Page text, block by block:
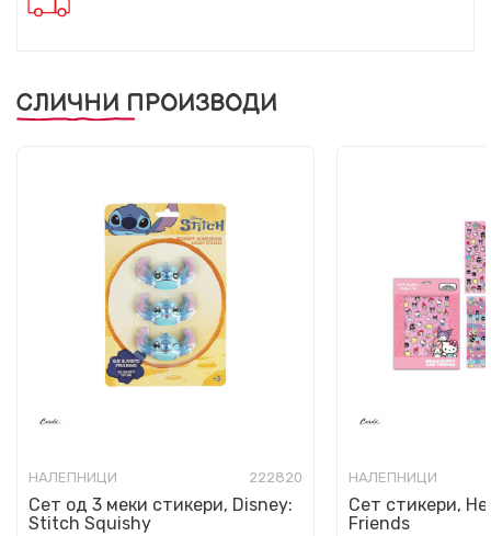
СЛИЧНИ ПРОИЗВОДИ
НАЛЕПНИЦИ 222820
Сет од 3 меки стикери, Disney:
Stitch Squishy
НАЛЕПНИЦИ
Сет стикери,
Friends